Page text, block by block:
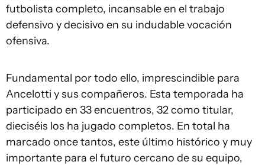
futbolista completo, incansable en el trabajo
defensivo y decisivo en su indudable vocación
ofensiva.
Fundamental por todo ello, imprescindible para
Ancelotti y sus compañeros. Esta temporada ha
participado en 33 encuentros, 32 como titular,
dieciséis los ha jugado completos. En total ha
marcado once tantos, este último histórico y muy
importante para el futuro cercano de su equipo,